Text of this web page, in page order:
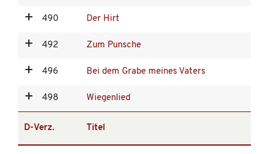
490 Der Hirt
492 Zum Punsche
496 Bei dem Grabe meines Vaters
498 Wiegenlied
D-Verz. Titel